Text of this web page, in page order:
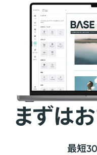
まずは
最短